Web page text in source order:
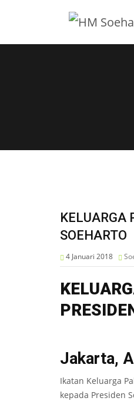
KELUARGA
SOEHARTO
4 Januari 2018
Jakarta,
Ikatan Keluarga
kepada Presiden